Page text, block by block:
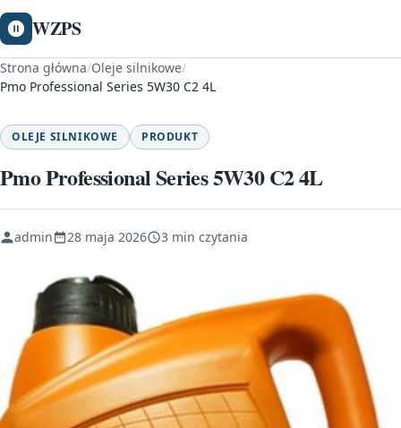
WZPS
Strona główna/Oleje silnikowe/
Pmo Professional Series 5W30 C2 4L
OLEJE SILNIKOWE PRODUKT
Pmo Professional Series 5W30 C2 4L
admin 28 maja 2026 3 min czytania